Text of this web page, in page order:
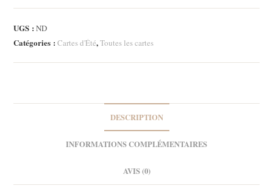
-
Ice
cream
UGS :ND
Catégories :Cartes d'Été,Toutes les cartes
DESCRIPTION
INFORMATIONS COMPLÉMENTAIRES
AVIS (0)